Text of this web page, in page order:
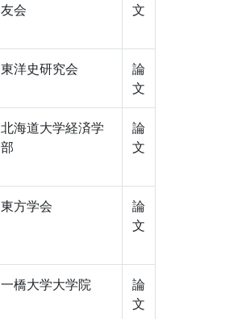
友会
文
東洋史研究会
論
文
北海道大学経済学
部
論
文
東方学会
論
文
一橋大学大学院
論
文